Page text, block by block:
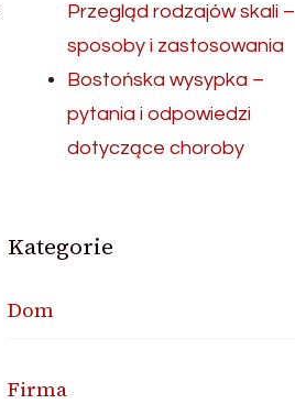
Przegląd rodzajów skali –
sposoby i zastosowania
Bostońska wysypka –
pytania i odpowiedzi
dotyczące choroby
Kategorie
Dom
Firma